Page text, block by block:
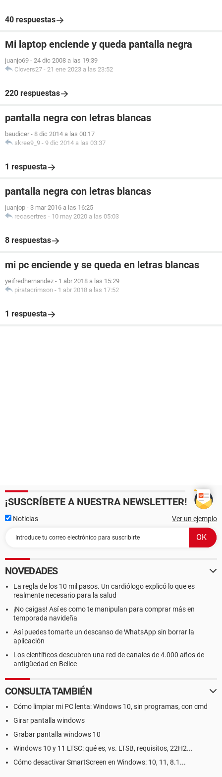
40 respuestas
Mi laptop enciende y queda pantalla negra
juanjo69 - 24 dic 2008 a las 19:39
Clovers27 - 21 ene 2023 a las 23:52
220 respuestas
pantalla negra con letras blancas
baudicer - 8 dic 2014 a las 00:17
skree9_9 - 9 dic 2014 a las 03:37
1 respuesta
pantalla negra con letras blancas
juanjop - 3 mar 2016 a las 16:25
recasertres - 10 may 2020 a las 05:03
8 respuestas
mi pc enciende y se queda en letras blancas
yeifredhernandez - 1 abr 2018 a las 15:29
piratacrimson - 1 abr 2018 a las 17:52
1 respuesta
¡SUSCRÍBETE A NUESTRA NEWSLETTER!
Noticias Ver un ejemplo
NOVEDADES
La regla de los 10 mil pasos. Un cardiólogo explicó lo que es
realmente necesario para la salud
¡No caigas! Así es como te manipulan para comprar más en
temporada navideña
Así puedes tomarte un descanso de WhatsApp sin borrar la
aplicación
Los científicos descubren una red de canales de 4.000 años de
antigüedad en Belice
CONSULTA TAMBIÉN
Cómo limpiar mi PC lenta: Windows 10, sin programas, con cmd
Girar pantalla windows
Grabar pantalla windows 10
Windows 10 y 11 LTSC: qué es, vs. LTSB, requisitos, 22H2...
Cómo desactivar SmartScreen en Windows: 10, 11, 8.1...